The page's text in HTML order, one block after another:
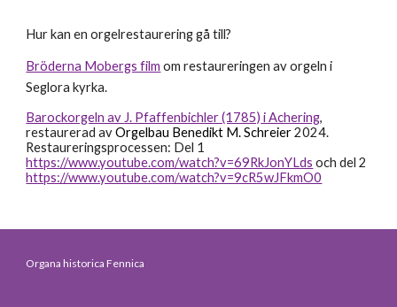
Hur kan en orgelrestaurering gå till?
Bröderna Mobergs film om restaureringen av orgeln i
Seglora kyrka.
Barockorgeln av J. Pfaffenbichler (1785) i Achering,
restaurerad av Orgelbau Benedikt M. Schreier2024.
Restaureringsprocessen: Del 1
https://www.youtube.com/watch?v=69RkJonYLds och del 2
https://www.youtube.com/watch?v=9cR5wJFkmO0
Organa historica Fennica